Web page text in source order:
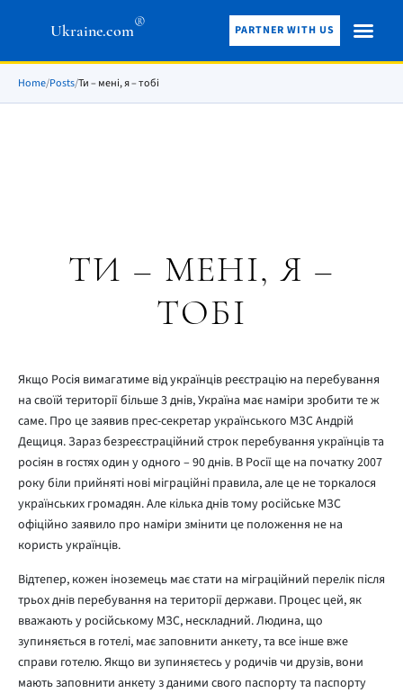
Ukraine.com® PARTNER WITH US
Home/Posts/Ти – мені, я – тобі
ТИ – МЕНІ, Я –
ТОБІ
Якщо Росія вимагатиме від українців реєстрацію на перебування
на своїй території більше 3 днів, Україна має наміри зробити те ж
саме. Про це заявив прес-секретар українського МЗС Андрій
Дещиця. Зараз безреєстраційний строк перебування українців та
росіян в гостях один у одного – 90 днів. В Росії ще на початку 2007
року біли прийняті нові міграційні правила, але це не торкалося
українських громадян. Але кілька днів тому російське МЗС
офіційно заявило про наміри змінити це положення не на
користь українців.
Відтепер, кожен іноземець має стати на міграційний перелік після
трьох днів перебування на території держави. Процес цей, як
вважають у російському МЗС, нескладний. Людина, що
зупиняється в готелі, має заповнити анкету, та все інше вже
справи готелю. Якщо ви зупиняєтесь у родичів чи друзів, вони
мають заповнити анкету з даними свого паспорту та паспорту